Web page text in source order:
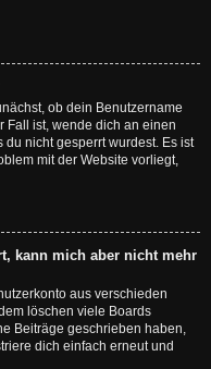
ob dein Benutzername
Fall ist, wende dich an einen
du nicht gesperrt wurdest. Es ist
mit der Website vorliegt,
kann mich aber nicht mehr
aus verschieden
löschen viele Boards
Beiträge geschrieben haben,
dich einfach erneut und